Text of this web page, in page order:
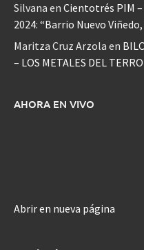
Silvana en Cientotrés PIM
2024: “Barrio Nuevo
Maritza Cruz Arzola en
– LOS METALES DEL
AHORA EN VIVO
Abrir en nueva página